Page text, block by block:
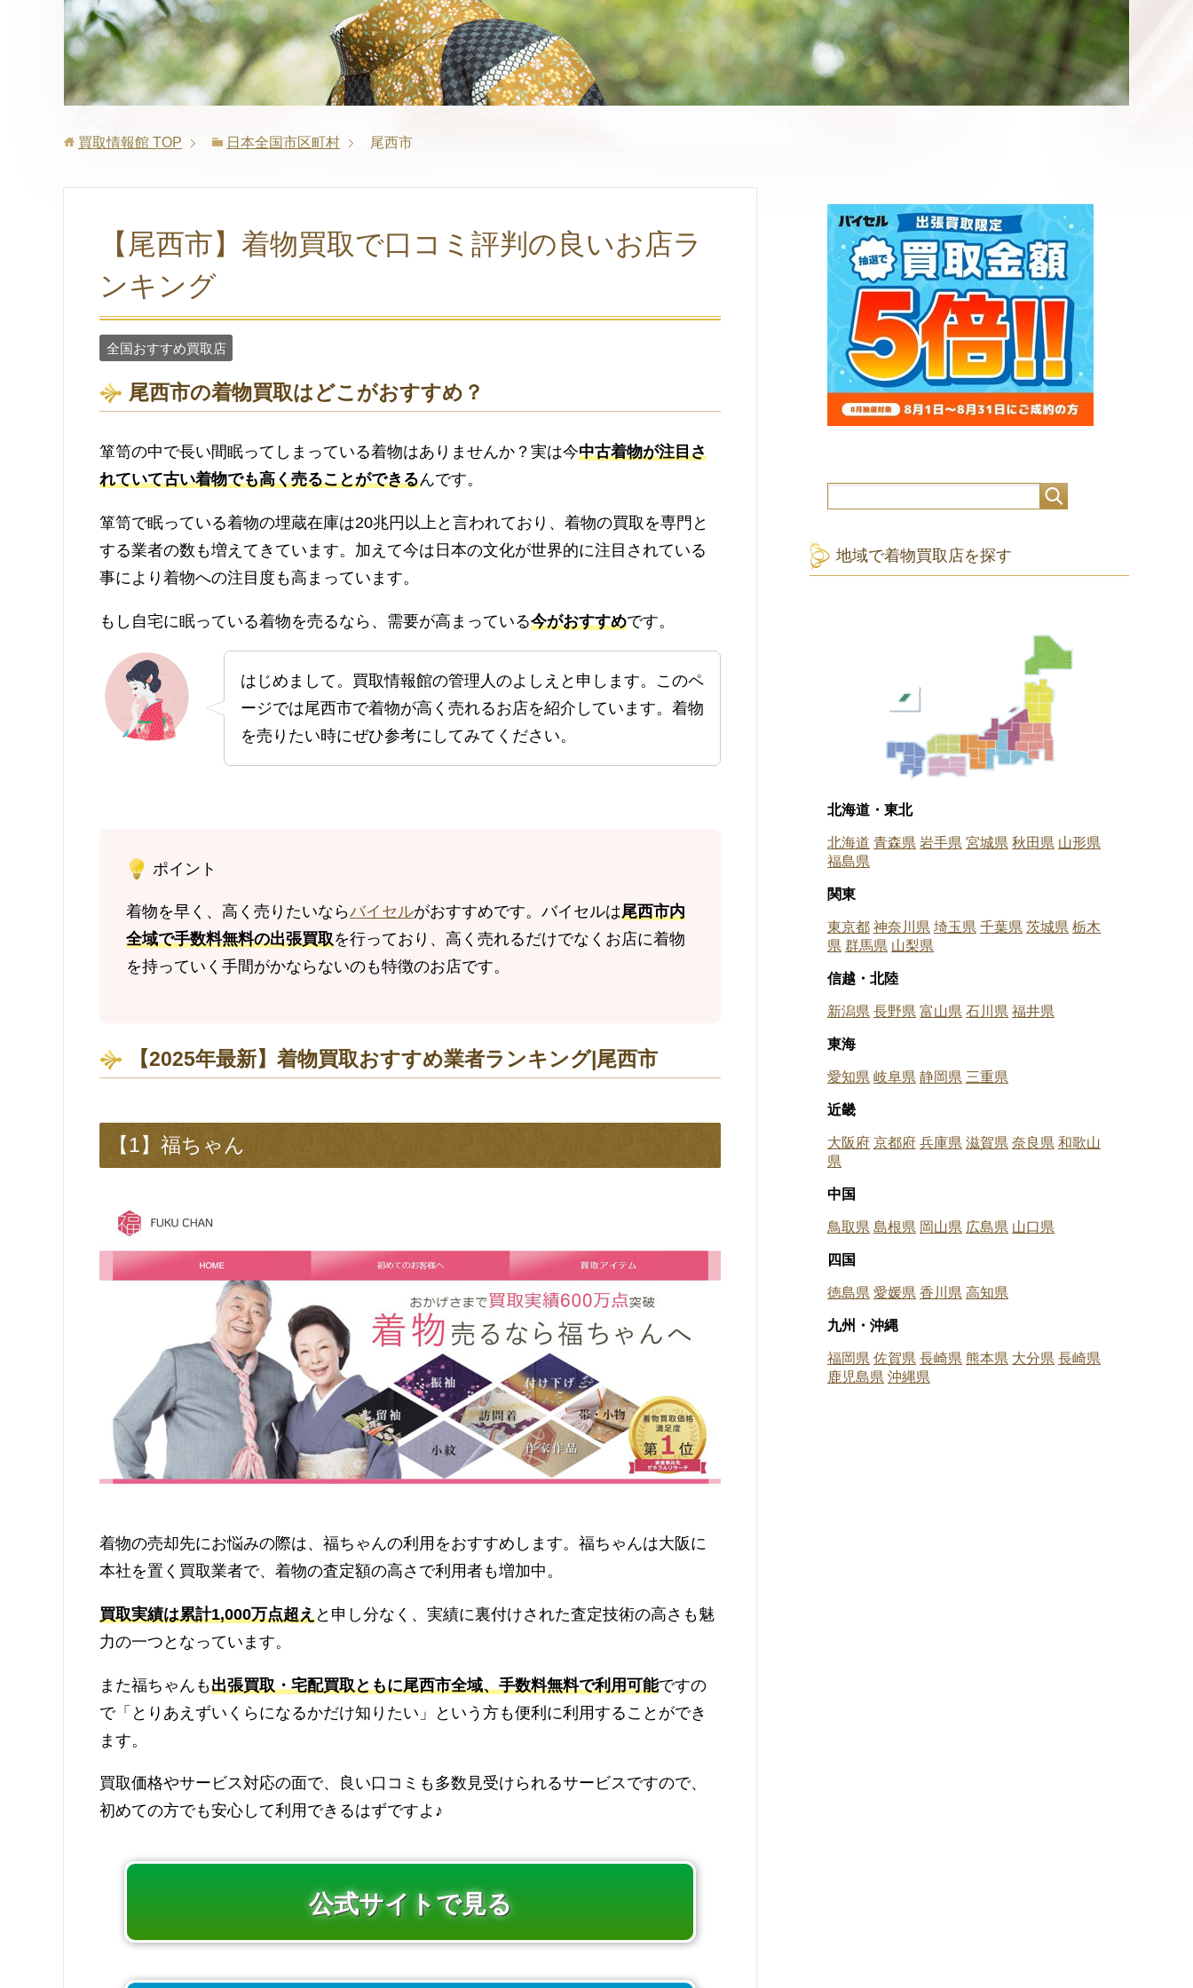
買取情報館 TOP 日本全国市区町村 尾西市
【尾西市】着物買取で口コミ評判の良いお店ラ
ンキング
全国おすすめ買取店
尾西市の着物買取はどこがおすすめ？
箪笥の中で長い間眠ってしまっている着物はありませんか？実は今中古着物が注目さ
れていて古い着物でも高く売ることができるんです。
箪笥で眠っている着物の埋蔵在庫は20兆円以上と言われており、着物の買取を専門と
する業者の数も増えてきています。加えて今は日本の文化が世界的に注目されている
事により着物への注目度も高まっています。
もし自宅に眠っている着物を売るなら、需要が高まっている今がおすすめです。
はじめまして。買取情報館の管理人のよしえと申します。このペ
ージでは尾西市で着物が高く売れるお店を紹介しています。着物
を売りたい時にぜひ参考にしてみてください。
ポイント
着物を早く、高く売りたいならバイセルがおすすめです。バイセルは尾西市内
全域で手数料無料の出張買取を行っており、高く売れるだけでなくお店に着物
を持っていく手間がかならないのも特徴のお店です。
【2025年最新】着物買取おすすめ業者ランキング|尾西市
【1】福ちゃん
着物の売却先にお悩みの際は、福ちゃんの利用をおすすめします。福ちゃんは大阪に
本社を置く買取業者で、着物の査定額の高さで利用者も増加中。
買取実績は累計1,000万点超えと申し分なく、実績に裏付けされた査定技術の高さも魅
力の一つとなっています。
また福ちゃんも出張買取・宅配買取ともに尾西市全域、手数料無料で利用可能ですの
で「とりあえずいくらになるかだけ知りたい」という方も便利に利用することができ
ます。
買取価格やサービス対応の面で、良い口コミも多数見受けられるサービスですので、
初めての方でも安心して利用できるはずですよ♪
公式サイトで見る
地域で着物買取店を探す
北海道・東北
北海道 青森県 岩手県 宮城県 秋田県 山形県
福島県
関東
東京都 神奈川県 埼玉県 千葉県 茨城県 栃木
県 群馬県 山梨県
信越・北陸
新潟県 長野県 富山県 石川県 福井県
東海
愛知県 岐阜県 静岡県 三重県
近畿
大阪府 京都府 兵庫県 滋賀県 奈良県 和歌山
県
中国
鳥取県 島根県 岡山県 広島県 山口県
四国
徳島県 愛媛県 香川県 高知県
九州・沖縄
福岡県 佐賀県 長崎県 熊本県 大分県 長崎県
鹿児島県 沖縄県